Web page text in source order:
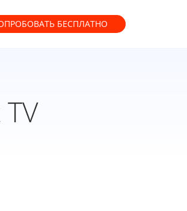
БЕСПЛАТНО